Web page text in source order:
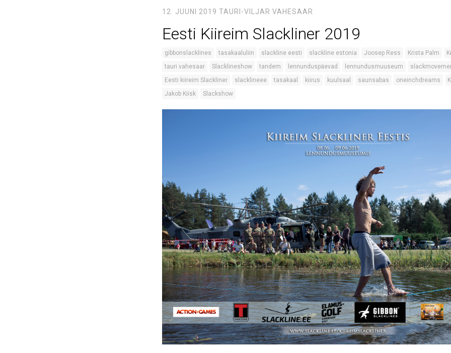
12. JUUNI 2019 TAURI-VILJAR VAHESAAR
Eesti Kiireim Slackliner 2019
gibbonslacklines tasakaaluliin slackline eesti slackline estonia Joosep Ress Krista Palm
tauri vahesaar
Slacklineshow tandem lennunduspäevad lennundusmuuseum
Eesti kiireim Slackliner
slacklineee tasakaal kiirus kuulsaal saunsabas oneinchdreams
Jakob Kiisk
Slackshow